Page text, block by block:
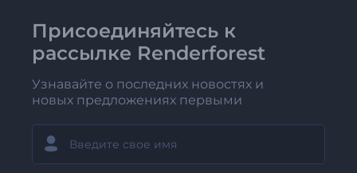
Присоединяйтесь к
рассылке Renderforest
Узнавайте о последних новостях и
новых предложениях первыми